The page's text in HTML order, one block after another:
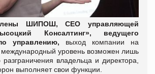
ШИПОШ, СЕО управляющей
Консалтинг», ведущего
управлению, выход компании на
уровень возможен лишь
разграничения владельца и директора,
выполняет свои функции.